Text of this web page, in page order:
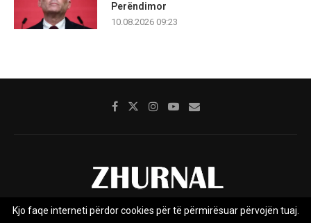
Perëndimor
10.08.2026 09:23
Kjo faqe interneti përdor cookies për të përmirësuar përvojën tuaj.